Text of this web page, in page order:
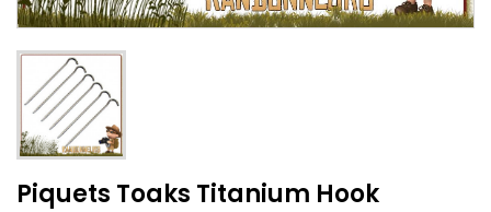
Piquets Toaks Titanium Hook